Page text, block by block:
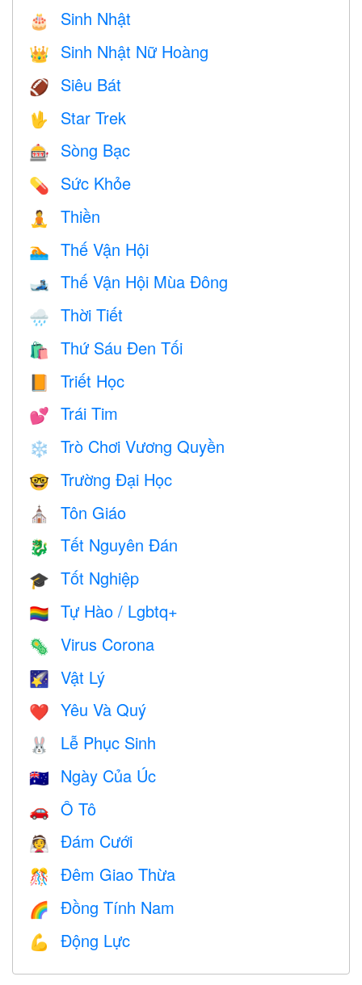
🎂 Sinh Nhật
👑 Sinh Nhật Nữ Hoàng
🏈 Siêu Bát
🖖 Star Trek
🎰 Sòng Bạc
💊 Sức Khỏe
🧘 Thiền
🏊 Thế Vận Hội
🎿 Thế Vận Hội Mùa Đông
🌧 Thời Tiết
🛍 Thứ Sáu Đen Tối
Triết Học
💕 Trái Tim
❄️ Trò Chơi Vương Quyền
🤓 Trường Đại Học
⛪️ Tôn Giáo
🐉 Tết Nguyên Đán
🎓 Tốt Nghiệp
🏳️‍🌈 Tự Hào / Lgbtq+
🦠 Virus Corona
🌠 Vật Lý
❤️️ Yêu Và Quý
🐰 Lễ Phục Sinh
🇦🇺 Ngày Của Úc
🚗 Ô Tô
👰 Đám Cưới
🎊 Đêm Giao Thừa
🌈 Đồng Tính Nam
💪 Động Lực